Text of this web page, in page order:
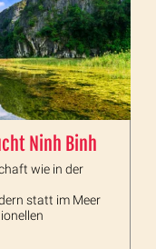
Ninh Binh
wie in der
statt im Meer